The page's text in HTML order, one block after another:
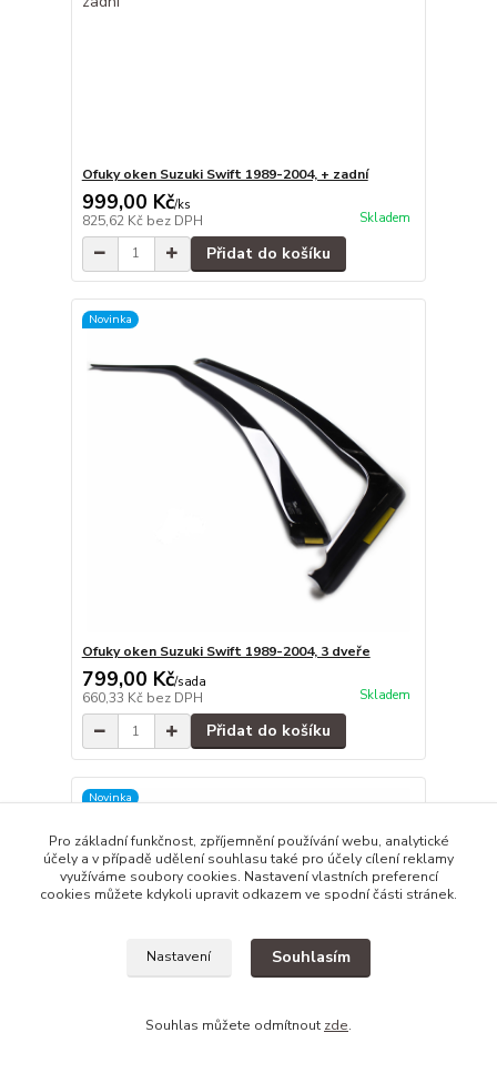
Ofuky oken Suzuki Swift 1989-2004, + zadní
999,00 Kč/ks
825,62 Kč bez DPH Skladem
Přidat do košíku
Novinka
Ofuky oken Suzuki Swift 1989-2004, 3 dveře
799,00 Kč/sada
660,33 Kč bez DPH Skladem
Přidat do košíku
Novinka
Pro základní funkčnost, zpříjemnění používání webu, analytické
účely a v případě udělení souhlasu také pro účely cílení reklamy
využíváme soubory cookies. Nastavení vlastních preferencí
cookies můžete kdykoli upravit odkazem ve spodní části stránek.
Nastavení Souhlasím
Souhlas můžete odmítnout zde.